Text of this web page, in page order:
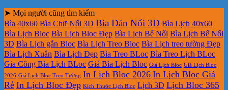
➤ Mọi người cũng tìm kiếm
Bìa 40x60 Bìa Chữ Nổi 3D Bìa Dán Nổi 3D Bìa Lịch 40x60
Bìa Lịch Bloc Bìa Lịch Bloc Đẹp Bìa Lịch Bế Nổi Bìa Lịch Bế Nổi
3D Bìa Lịch gắn Bloc Bìa Lịch Treo Bloc Bìa Lịch treo tường Đẹp
Bìa Lịch Xuân Bìa Lịch Đẹp Bìa Treo BLoc Bìa Treo Lịch BLoc
Gia Công Bìa Lịch BLoc Giá Bìa Lịch Bloc Giá Lịch Bloc Giá Lịch Bloc
2026 Giá Lịch Bloc Treo Tường In Lịch Bloc 2026 In Lịch Bloc Giá
Rẻ In Lịch Bloc Đẹp Kích Thước Lịch Bloc Lịch 3D Lịch Bloc 365